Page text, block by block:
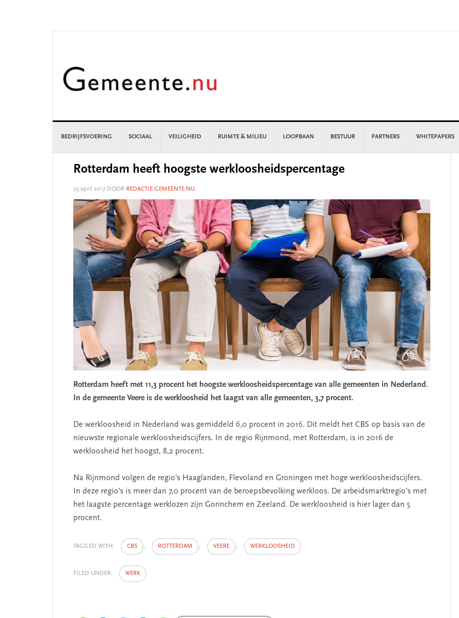
BEDRIJFSVOERING SOCIAAL VEILIGHEID RUIMTE & MILIEU LOOPBAAN BESTUUR PARTNERS WHITEPAPERS
Rotterdam heeft hoogste werkloosheidspercentage
25 april 2017 DOOR REDACTIE GEMEENTE.NU
Rotterdam heeft met 11,3 procent het hoogste werkloosheidspercentage van alle gemeenten in Nederland.
In de gemeente Veere is de werkloosheid het laagst van alle gemeenten, 3,7 procent.
De werkloosheid in Nederland was gemiddeld 6,0 procent in 2016. Dit meldt het CBS op basis van de
nieuwste regionale werkloosheidscijfers. In de regio Rijnmond, met Rotterdam, is in 2016 de
werkloosheid het hoogst, 8,2 procent.
Na Rijnmond volgen de regio’s Haaglanden, Flevoland en Groningen met hoge werkloosheidscijfers.
In deze regio’s is meer dan 7,0 procent van de beroepsbevolking werkloos. De arbeidsmarktregio’s met
het laagste percentage werklozen zijn Gorinchem en Zeeland. De werkloosheid is hier lager dan 5
procent.
TAGGED WITH: CBS , ROTTERDAM , VEERE , WERKLOOSHEID
FILED UNDER: WERK